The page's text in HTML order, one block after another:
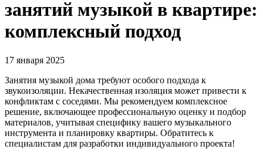
занятий музыкой в квартире:
комплексный подход
17 января 2025
Занятия музыкой дома требуют особого подхода к
звукоизоляции. Некачественная изоляция может привести к
конфликтам с соседями. Мы рекомендуем комплексное
решение, включающее профессиональную оценку и подбор
материалов, учитывая специфику вашего музыкального
инструмента и планировку квартиры. Обратитесь к
специалистам для разработки индивидуального проекта!